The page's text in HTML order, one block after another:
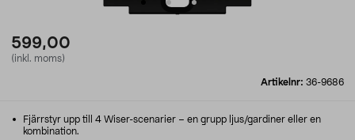
599,00
(inkl. moms)
Artikelnr: 36-9686
Fjärrstyr upp till 4 Wiser-scenarier – en grupp ljus/gardiner eller en
kombination.